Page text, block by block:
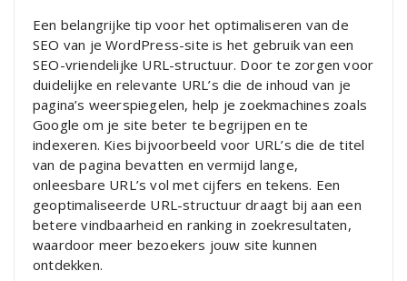
Een belangrijke tip voor het optimaliseren van de
SEO van je WordPress-site is het gebruik van een
SEO-vriendelijke URL-structuur. Door te zorgen voor
duidelijke en relevante URL’s die de inhoud van je
pagina’s weerspiegelen, help je zoekmachines zoals
Google om je site beter te begrijpen en te
indexeren. Kies bijvoorbeeld voor URL’s die de titel
van de pagina bevatten en vermijd lange,
onleesbare URL’s vol met cijfers en tekens. Een
geoptimaliseerde URL-structuur draagt bij aan een
betere vindbaarheid en ranking in zoekresultaten,
waardoor meer bezoekers jouw site kunnen
ontdekken.